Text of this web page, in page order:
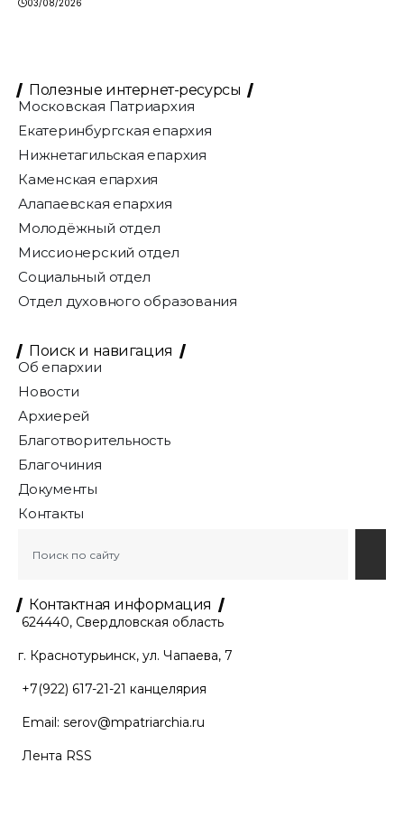
03/08/2026
Полезные интернет-ресурсы
Московская Патриархия
Екатеринбургская епархия
Нижнетагильская епархия
Каменская епархия
Алапаевская епархия
Молодёжный отдел
Миссионерский отдел
Социальный отдел
Отдел духовного образования
Поиск и навигация
Об епархии
Новости
Архиерей
Благотворительность
Благочиния
Документы
Контакты
Контактная информация
624440, Свердловская область
г. Краснотурьинск, ул. Чапаева, 7
+7(922) 617-21-21 канцелярия
Email: serov@mpatriarchia.ru
Лента RSS